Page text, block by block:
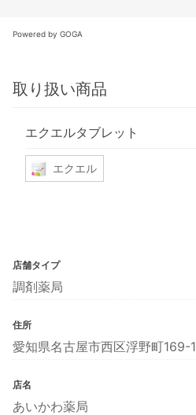
Powered by GOGA
取り扱い商品
エクエルタブレット
エクエル
店舗タイプ
調剤薬局
住所
愛知県名古屋市西区浮野町169-1
店名
あいかわ薬局